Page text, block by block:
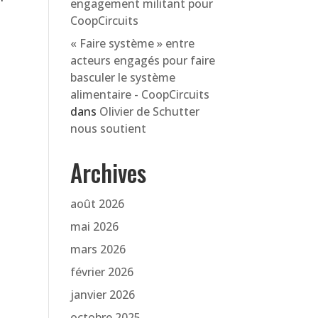
engagement militant pour
CoopCircuits
« Faire système » entre
acteurs engagés pour faire
basculer le système
alimentaire - CoopCircuits
dans Olivier de Schutter
nous soutient
Archives
août 2026
mai 2026
mars 2026
février 2026
janvier 2026